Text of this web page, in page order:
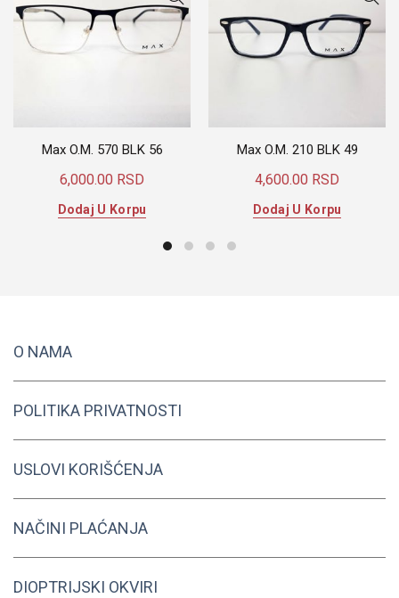
Max O.M. 570 BLK 56
6,000.00 RSD
Dodaj U Korpu
Max O.M. 210 BLK 49
4,600.00 RSD
Dodaj U Korpu
O NAMA
POLITIKA PRIVATNOSTI
USLOVI KORIŠĆENJA
NAČINI PLAĆANJA
DIOPTRIJSKI OKVIRI